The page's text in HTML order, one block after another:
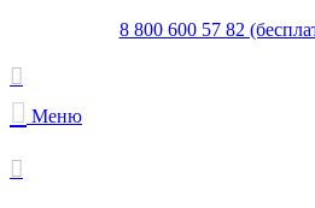
8 800 600 57 82
Меню